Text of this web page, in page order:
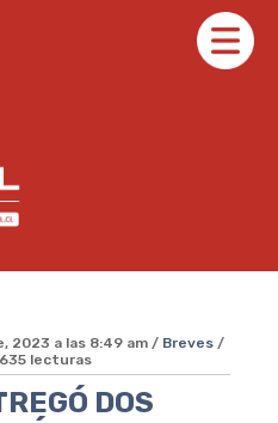
2023 a las 8:49 am / Breves /
lecturas
DOS